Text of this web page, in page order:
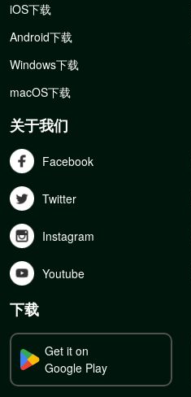
iOS下载
Android下载
Windows下载
macOS下载
关于我们
Facebook
Twitter
Instagram
Youtube
下载
Get it on
Google Play